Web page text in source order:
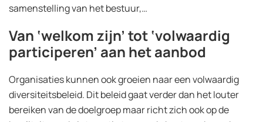
samenstelling van het bestuur,…
Van ‘welkom zijn’ tot ‘volwaardig
participeren’ aan het aanbod
Organisaties kunnen ook groeien naar een volwaardig
diversiteitsbeleid. Dit beleid gaat verder dan het louter
bereiken van de doelgroep maar richt zich ook op de